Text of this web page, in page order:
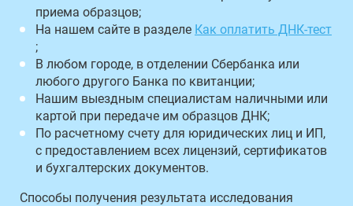
приема образцов;
На нашем сайте в разделе Как оплатить ДНК-тест
;
В любом городе, в отделении Сбербанка или
любого другого Банка по квитанции;
Нашим выездным специалистам наличными или
картой при передаче им образцов ДНК;
По расчетному счету для юридических лиц и ИП,
с предоставлением всех лицензий, сертификатов
и бухгалтерских документов.
Способы получения результата исследования